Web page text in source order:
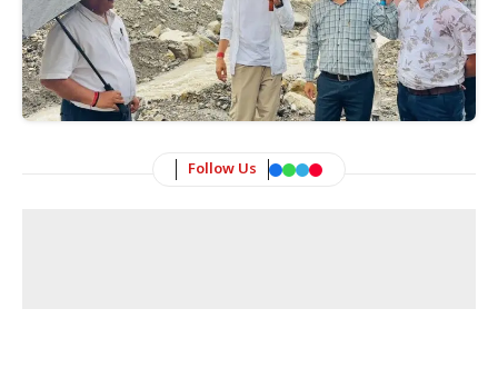
Follow Us